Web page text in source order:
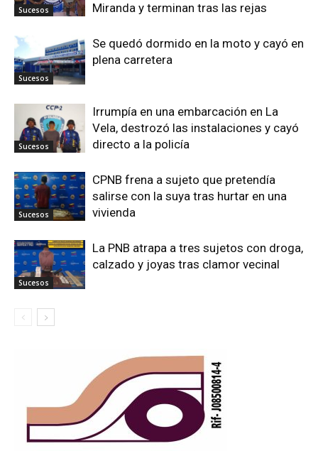
Sucesos
Miranda y terminan tras las rejas
Sucesos
Se quedó dormido en la moto y cayó en
plena carretera
Sucesos
Irrumpía en una embarcación en La
Vela, destrozó las instalaciones y cayó
directo a la policía
Sucesos
CPNB frena a sujeto que pretendía
salirse con la suya tras hurtar en una
vivienda
Sucesos
La PNB atrapa a tres sujetos con droga,
calzado y joyas tras clamor vecinal